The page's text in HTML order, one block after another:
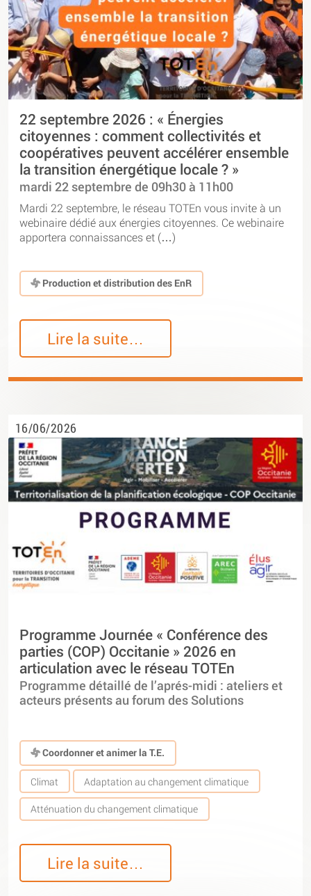
22 septembre 2026 : « Énergies
citoyennes : comment collectivités et
coopératives peuvent accélérer ensemble
la transition énergétique locale ? »
mardi 22 septembre de 09h30 à 11h00
Mardi 22 septembre, le réseau TOTEn vous invite à un
webinaire dédié aux énergies citoyennes. Ce webinaire
apportera connaissances et (…)
Production et distribution des EnR
Lire la suite…
16/06/2026
Programme Journée « Conférence des
parties (COP) Occitanie » 2026 en
articulation avec le réseau TOTEn
Programme détaillé de l’aprés-midi : ateliers et
acteurs présents au forum des Solutions
Coordonner et animer la T.E.
Climat Adaptation au changement climatique
Atténuation du changement climatique
Lire la suite…